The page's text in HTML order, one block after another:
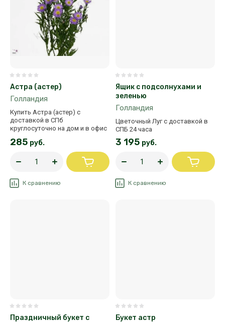
Название - Я-А
Название - А-Я
Астра (астер)
Голландия
Купить Астра (астер) с
доставкой в СПб
круглосуточно на дом и в офис
285 руб.
К сравнению
Ящик с подсолнухами и
зеленью
Голландия
Цветочный Луг с доставкой в
СПБ 24 часа
3 195 руб.
К сравнению
Праздничный букет с Букет астр